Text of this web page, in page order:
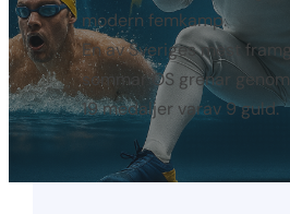
modern femkamp.
En av Sveriges mest
sommar OS grenar
19 medaljer varav 9 guld.